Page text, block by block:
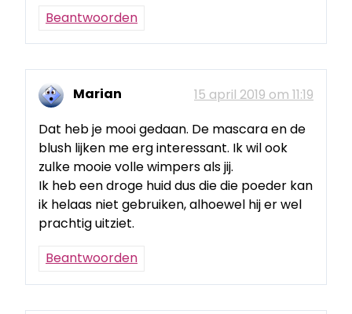
Beantwoorden
Marian
15 april 2019 om 11:19
Dat heb je mooi gedaan. De mascara en de
blush lijken me erg interessant. Ik wil ook
zulke mooie volle wimpers als jij.
Ik heb een droge huid dus die die poeder kan
ik helaas niet gebruiken, alhoewel hij er wel
prachtig uitziet.
Beantwoorden